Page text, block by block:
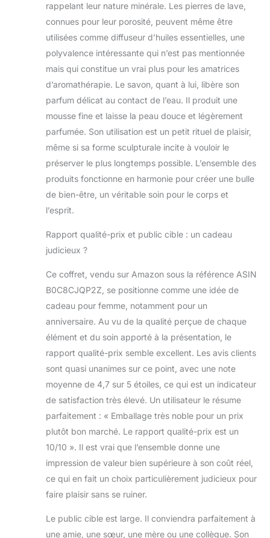
rappelant leur nature minérale. Les pierres de lave,
connues pour leur porosité, peuvent même être
utilisées comme diffuseur d’huiles essentielles, une
polyvalence intéressante qui n’est pas mentionnée
mais qui constitue un vrai plus pour les amatrices
d’aromathérapie. Le savon, quant à lui, libère son
parfum délicat au contact de l’eau. Il produit une
mousse fine et laisse la peau douce et légèrement
parfumée. Son utilisation est un petit rituel de plaisir,
même si sa forme sculpturale incite à vouloir le
préserver le plus longtemps possible. L’ensemble des
produits fonctionne en harmonie pour créer une bulle
de bien-être, un véritable soin pour le corps et
l’esprit.
Rapport qualité-prix et public cible : un cadeau
judicieux ?
Ce coffret, vendu sur Amazon sous la référence ASIN
B0C8CJQP2Z, se positionne comme une idée de
cadeau pour femme, notamment pour un
anniversaire. Au vu de la qualité perçue de chaque
élément et du soin apporté à la présentation, le
rapport qualité-prix semble excellent. Les avis clients
sont quasi unanimes sur ce point, avec une note
moyenne de 4,7 sur 5 étoiles, ce qui est un indicateur
de satisfaction très élevé. Un utilisateur le résume
parfaitement : « Emballage très noble pour un prix
plutôt bon marché. Le rapport qualité-prix est un
10/10 ». Il est vrai que l’ensemble donne une
impression de valeur bien supérieure à son coût réel,
ce qui en fait un choix particulièrement judicieux pour
faire plaisir sans se ruiner.
Le public cible est large. Il conviendra parfaitement à
une amie, une sœur, une mère ou une collègue. Son